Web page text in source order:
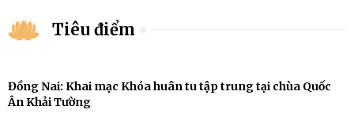
Tiêu điểm
Đồng Nai: Khai mạc Khóa huân tu tập trung tại chùa Quốc
Ân Khải Tường